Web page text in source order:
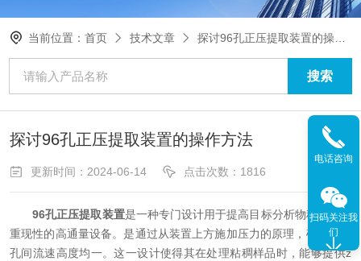
当前位置：首页 技术文章 探讨96孔正压提取装置的操作方法
探讨96孔正压提取装置的操作方法
更新时间：2024-06-14 点击次数：1816
96孔正压提取装置是一种专门设计用于提高目标分析物稳定性和
重现性的高通量设备。是通过从装置上方施加压力的原理，确保各个
孔间流速高度均一。这一设计使得其在处理粘稠样品时，能够提供z
电话咨询
扫码关注我
们